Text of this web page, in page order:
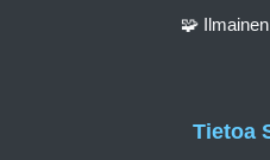
Tietoa
🧩